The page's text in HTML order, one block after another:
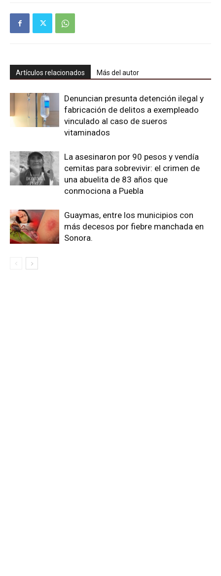
Artículos relacionados Más del autor
Denuncian presunta detención ilegal y
fabricación de delitos a exempleado
vinculado al caso de sueros
vitaminados
La asesinaron por 90 pesos y vendía
cemitas para sobrevivir: el crimen de
una abuelita de 83 años que
conmociona a Puebla
Guaymas, entre los municipios con
más decesos por fiebre manchada en
Sonora.